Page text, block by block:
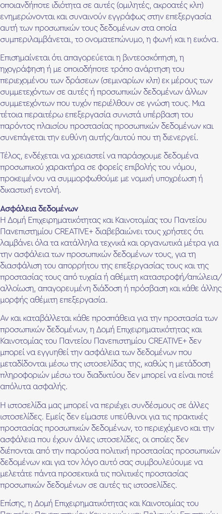
οποιανδήποτε ιδιότητα σε αυτές (ομιλητές, ακροατές κλπ)
ενημερώνονται και συναινούν εγγράφως στην επεξεργασία
αυτή των προσωπικών τους δεδομένων στα οποία
συμπεριλαμβάνεται, το ονοματεπώνυμο, η φωνή και η εικόνα.
Επισημαίνεται ότι απαγορεύεται η βιντεοσκόπηση, η
ηχογράφηση ή με οποιοδήποτε τρόπο ανάρτηση του
περιεχομένου των δράσεων (σεμιναρίων κλπ) εκ μέρους των
συμμετεχόντων σε αυτές ή προσωπικών δεδομένων άλλων
συμμετεχόντων που τυχόν περιέλθουν σε γνώση τους. Μια
τέτοια περαιτέρω επεξεργασία συνιστά υπέρβαση του
παρόντος πλαισίου προστασίας προσωπικών δεδομένων και
συνεπάγεται την ευθύνη αυτής/αυτού που τη διενεργεί.
Τέλος, ενδέχεται να χρειαστεί να παράσχουμε δεδομένα
προσωπικού χαρακτήρα σε φορείς επιβολής του νόμου,
προκειμένου να συμμορφωθούμε με νομική υποχρέωση ή
δικαστική εντολή.
Ασφάλεια δεδομένων
Η Δομή Επιχειρηματικότητας και Καινοτομίας του Παντείου
Πανεπιστημίου CREATIVE+ διαβεβαιώνει τους χρήστες ότι
λαμβάνει όλα τα κατάλληλα τεχνικά και οργανωτικά μέτρα για
την ασφάλεια των προσωπικών δεδομένων τους, για τη
διασφάλιση του απορρήτου της επεξεργασίας τους και της
προστασίας τους από τυχαία ή αθέμιτη καταστροφή/απώλεια/
αλλοίωση, απαγορευμένη διάδοση ή πρόσβαση και κάθε άλλης
μορφής αθέμιτη επεξεργασία.
Αν και καταβάλλεται κάθε προσπάθεια για την προστασία των
προσωπικών δεδομένων, η Δομή Επιχειρηματικότητας και
Καινοτομίας του Παντείου Πανεπιστημίου CREATIVE+ δεν
μπορεί να εγγυηθεί την ασφάλεια των δεδομένων που
μεταδίδονται μέσω της ιστοσελίδας της, καθώς η μετάδοση
πληροφοριών μέσω του διαδικτύου δεν μπορεί να είναι ποτέ
απόλυτα ασφαλής.
Η ιστοσελίδα μας μπορεί να περιέχει συνδέσμους σε άλλες
ιστοσελίδες. Εμείς δεν είμαστε υπεύθυνοι για τις πρακτικές
προστασίας προσωπικών δεδομένων, το περιεχόμενο και την
ασφάλεια που έχουν άλλες ιστοσελίδες, οι οποίες δεν
διέπονται από την παρούσα πολιτική προστασίας προσωπικών
δεδομένων και για τον λόγο αυτό σας συμβουλεύουμε να
μελετάτε πάντα προσεκτικά τις πολιτικές προστασίας
προσωπικών δεδομένων σε αυτές τις ιστοσελίδες.
Επίσης, η Δομή Επιχειρηματικότητας και Καινοτομίας του